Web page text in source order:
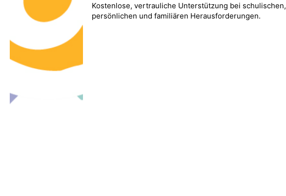
Kostenlose, vertrauliche Unterstützung bei schulischen,
persönlichen und familiären Herausforderungen.